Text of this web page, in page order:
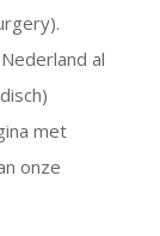
al
met
onze